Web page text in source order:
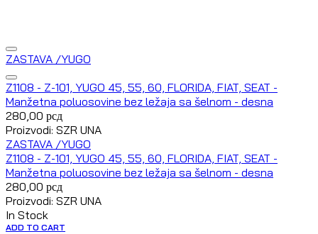
ZASTAVA /YUGO
Z1108 - Z-101, YUGO 45, 55, 60, FLORIDA, FIAT, SEAT -
Manžetna poluosovine bez ležaja sa šelnom - desna
280,00 рсд
Proizvodi: SZR UNA
ZASTAVA /YUGO
Z1108 - Z-101, YUGO 45, 55, 60, FLORIDA, FIAT, SEAT -
Manžetna poluosovine bez ležaja sa šelnom - desna
280,00 рсд
Proizvodi: SZR UNA
In Stock
ADD TO CART